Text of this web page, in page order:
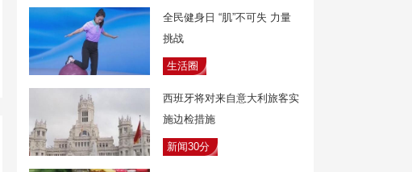
全民健身日 “肌”不可失 力量
挑战
生活圈
西班牙将对来自意大利旅客实
施边检措施
新闻30分